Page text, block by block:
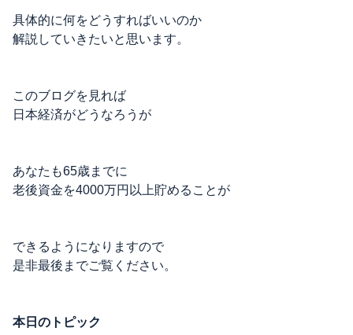
具体的に何をどうすればいいのか
解説していきたいと思います。
このブログを見れば
日本経済がどうなろうが
あなたも65歳までに
老後資金を4000万円以上貯めることが
できるようになりますので
是非最後までご覧ください。
本日のトピック